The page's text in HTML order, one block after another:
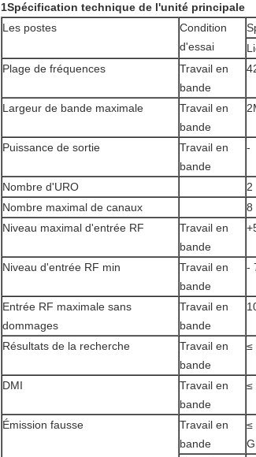
1Spécification technique de l'unité principale
Les postes
Condition
d'essai
Plage de fréquences
Travail en
bande
Largeur de bande maximale
Travail en
bande
Puissance de sortie
Travail en
bande
-
Nombre d'URO
2
Nombre maximal de canaux
8
Niveau maximal d'entrée RF
Travail en
bande
Niveau d'entrée RF min
Travail en
bande
-
Entrée RF maximale sans
dommages
Travail en
bande
Résultats de la recherche
Travail en
bande
≤
DMI
Travail en
bande
≤
Émission fausse
Travail en
bande
≤